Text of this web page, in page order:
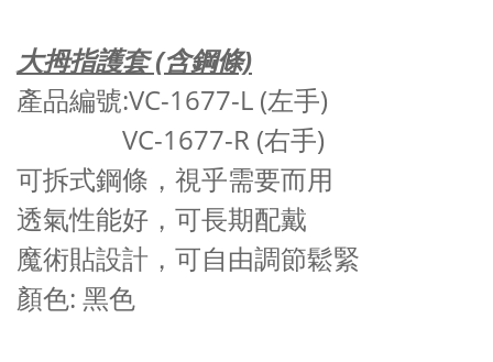
大拇指護套 (含鋼條)
產品編號:VC-1677-L (左手)
VC-1677-R (右手)
可拆式鋼條，視乎需要而用
透氣性能好，可長期配戴
魔術貼設計，可自由調節鬆緊
顏色: 黑色